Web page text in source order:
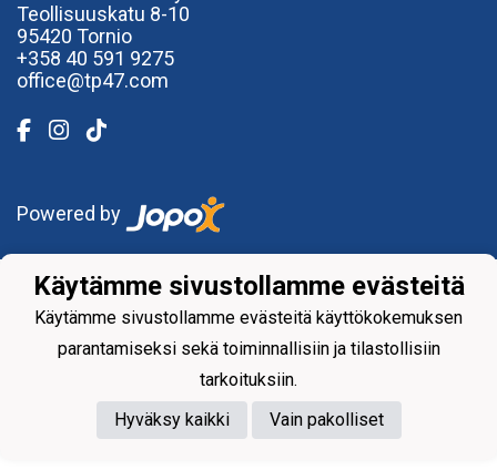
Teollisuuskatu 8-10
95420 Tornio
+358 40 591 9275
office@tp47.com
Powered by
Käytämme sivustollamme evästeitä
Käytämme sivustollamme evästeitä käyttökokemuksen
parantamiseksi sekä toiminnallisiin ja tilastollisiin
tarkoituksiin.
Hyväksy kaikki
Vain pakolliset